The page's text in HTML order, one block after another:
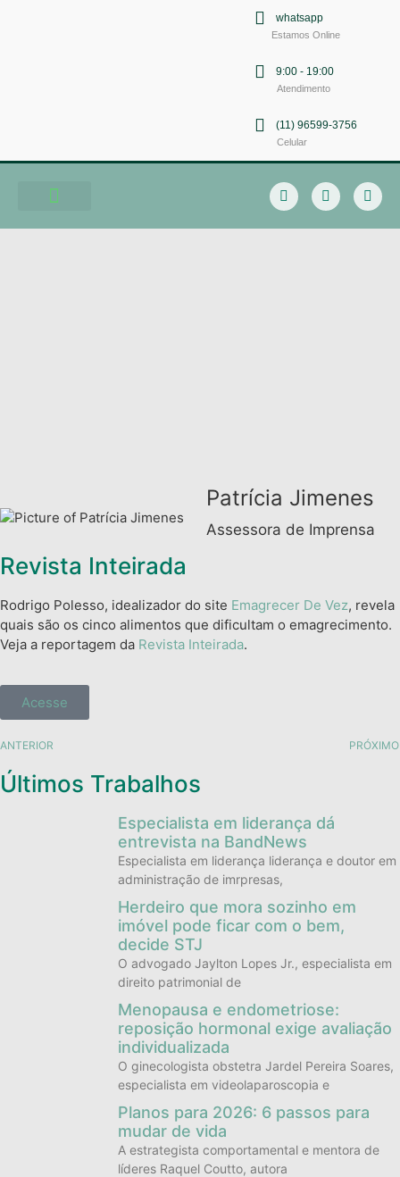
whatsapp
Estamos Online
9:00 - 19:00
Atendimento
(11) 96599-3756
Celular
Patrícia Jimenes
Assessora de Imprensa
Revista Inteirada
Rodrigo Polesso, idealizador do site Emagrecer De Vez, revela
quais são os cinco alimentos que dificultam o emagrecimento.
Veja a reportagem da Revista Inteirada.
Acesse
ANTERIOR PRÓXIMO
Últimos Trabalhos
Especialista em liderança dá
entrevista na BandNews
Especialista em liderança liderança e doutor em
administração de imrpresas,
Herdeiro que mora sozinho em
imóvel pode ficar com o bem,
decide STJ
O advogado Jaylton Lopes Jr., especialista em
direito patrimonial de
Menopausa e endometriose:
reposição hormonal exige avaliação
individualizada
O ginecologista obstetra Jardel Pereira Soares,
especialista em videolaparoscopia e
Planos para 2026: 6 passos para
mudar de vida
A estrategista comportamental e mentora de
líderes Raquel Coutto, autora